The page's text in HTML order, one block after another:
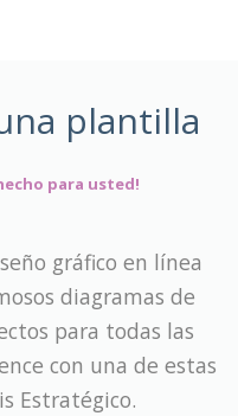
plantilla
para usted!
gráfico en línea
diagramas de
para todas las
con una de estas
Estratégico.